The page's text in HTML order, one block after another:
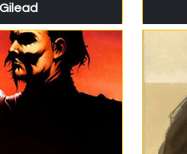
Gilead